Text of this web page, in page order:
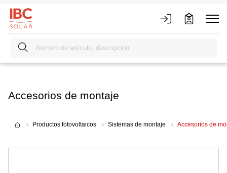
Accesorios de montaje
Productos fotovoltaicos Sistemas de montaje Accesorios de